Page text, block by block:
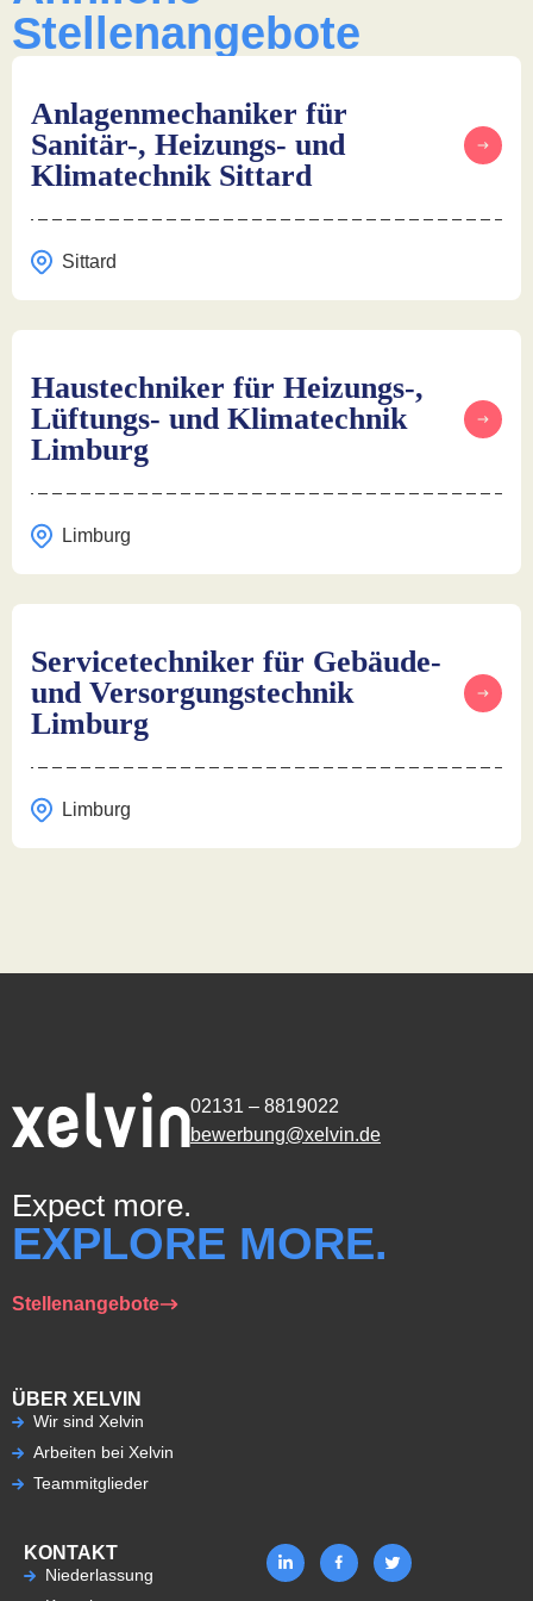
Stellenangebote
Anlagenmechaniker für
Sanitär-, Heizungs- und
Klimatechnik Sittard
Sittard
Haustechniker für Heizungs-,
Lüftungs- und Klimatechnik
Limburg
Limburg
Servicetechniker für Gebäude-
und Versorgungstechnik
Limburg
Limburg
02131 – 8819022
bewerbung@xelvin.de
Expect more.
EXPLORE MORE.
Stellenangebote
ÜBER XELVIN
Wir sind Xelvin
Arbeiten bei Xelvin
Teammitglieder
KONTAKT
Niederlassung